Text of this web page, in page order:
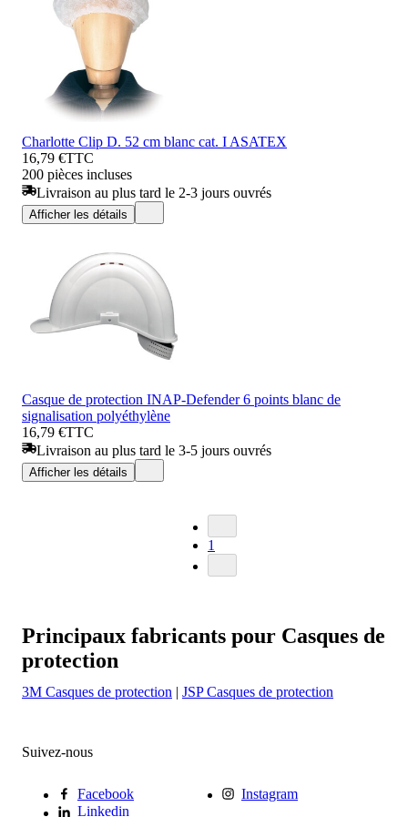
Charlotte Clip D. 52 cm blanc cat. I ASATEX
16,79 €TTC
200 pièces incluses
Livraison au plus tard le 2-3 jours ouvrés
Afficher les détails
Casque de protection INAP-Defender 6 points blanc de
signalisation polyéthylène
16,79 €TTC
Livraison au plus tard le 3-5 jours ouvrés
Afficher les détails
1
Principaux fabricants pour Casques de
protection
3M Casques de protection | JSP Casques de protection
Suivez-nous
Facebook
Instagram
Linkedin